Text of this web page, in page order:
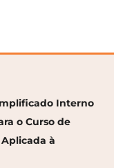
Interno
o Curso de
à